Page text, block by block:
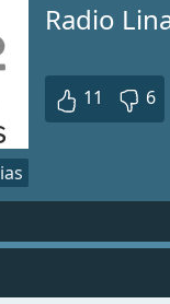
Radio
11 6